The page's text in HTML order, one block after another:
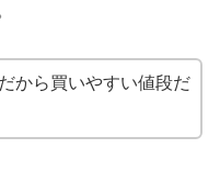
から買いやすい値段だ